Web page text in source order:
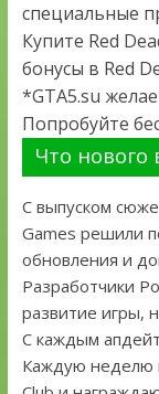
специальные
Купите Red
бонусы в Red
*GTA5.su
Попробуйте
Что нового
С выпуском
Games решили
обновления и
Разработчики
развитие игры,
С каждым
Каждую неделю